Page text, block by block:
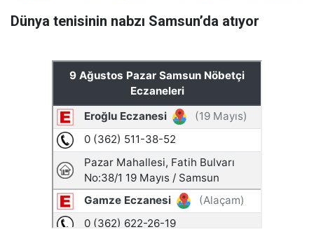
Dünya tenisinin nabzı Samsun’da atıyor